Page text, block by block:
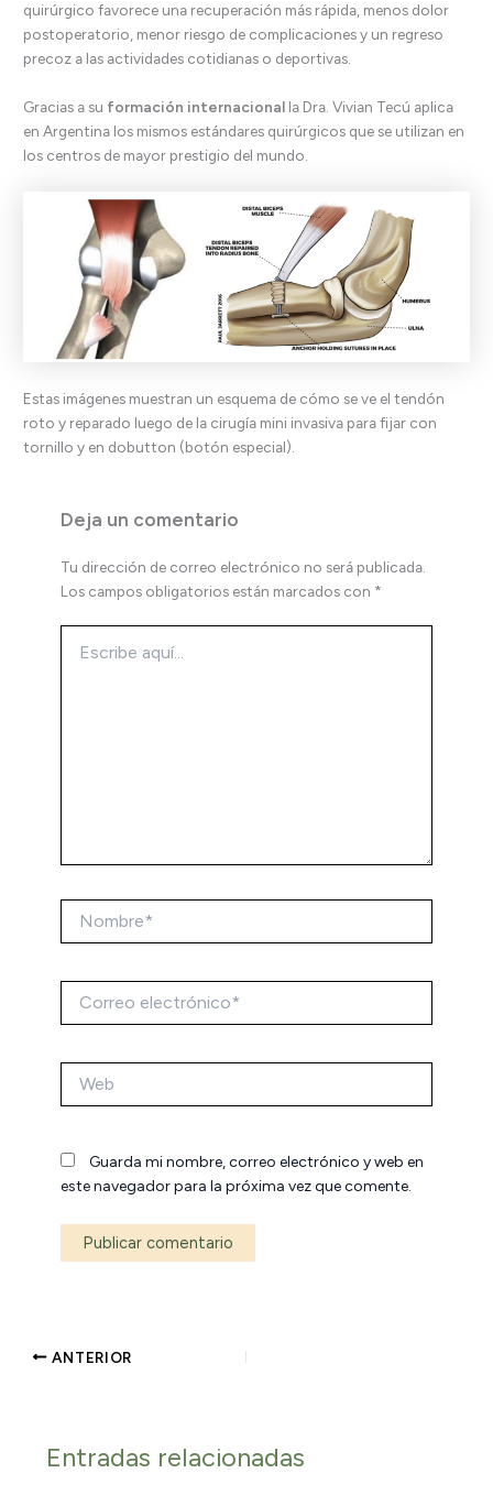
quirúrgico favorece una recuperación más rápida, menos dolor
postoperatorio, menor riesgo de complicaciones y un regreso
precoz a las actividades cotidianas o deportivas.
Gracias a su formación internacional la Dra. Vivian Tecú aplica
en Argentina los mismos estándares quirúrgicos que se utilizan en
los centros de mayor prestigio del mundo.
Estas imágenes muestran un esquema de cómo se ve el tendón
roto y reparado luego de la cirugía mini invasiva para fijar con
tornillo y en dobutton (botón especial).
Deja un comentario
Tu dirección de correo electrónico no será publicada.
Los campos obligatorios están marcados con *
aquí...
electrónico*
Guarda mi nombre, correo electrónico y web en
este navegador para la próxima vez que comente.
ANTERIOR
Entradas relacionadas